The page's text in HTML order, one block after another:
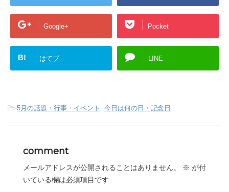
Google+ Pocket
B! はてブ LINE
-5月の話題・行事・イベント , 今日は何の日・記念日
comment
メールアドレスが公開されることはありません。 ※ が付
いている欄は必須項目です